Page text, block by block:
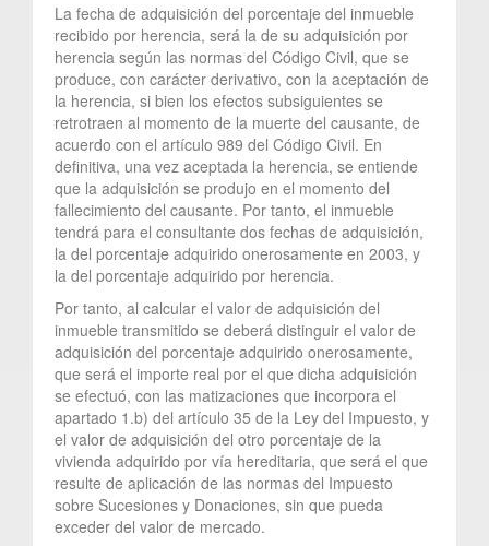
La fecha de adquisición del porcentaje del inmueble
recibido por herencia, será la de su adquisición por
herencia según las normas del Código Civil, que se
produce, con carácter derivativo, con la aceptación de
la herencia, si bien los efectos subsiguientes se
retrotraen al momento de la muerte del causante, de
acuerdo con el artículo 989 del Código Civil. En
definitiva, una vez aceptada la herencia, se entiende
que la adquisición se produjo en el momento del
fallecimiento del causante. Por tanto, el inmueble
tendrá para el consultante dos fechas de adquisición,
la del porcentaje adquirido onerosamente en 2003, y
la del porcentaje adquirido por herencia.
Por tanto, al calcular el valor de adquisición del
inmueble transmitido se deberá distinguir el valor de
adquisición del porcentaje adquirido onerosamente,
que será el importe real por el que dicha adquisición
se efectuó, con las matizaciones que incorpora el
apartado 1.b) del artículo 35 de la Ley del Impuesto, y
el valor de adquisición del otro porcentaje de la
vivienda adquirido por vía hereditaria, que será el que
resulte de aplicación de las normas del Impuesto
sobre Sucesiones y Donaciones, sin que pueda
exceder del valor de mercado.